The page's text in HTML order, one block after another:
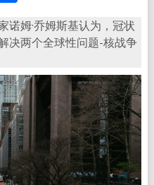
享
诺姆·乔姆斯基认为，冠状
决两个全球性问题-核战争